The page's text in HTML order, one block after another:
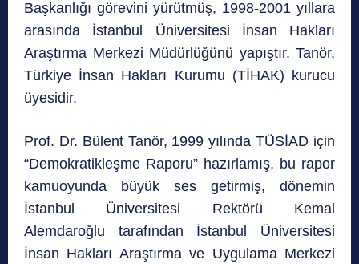
Başkanlığı görevini yürütmüş, 1998-2001 yıllara
arasında İstanbul Üniversitesi İnsan Hakları
Araştırma Merkezi Müdürlüğünü yapıştır. Tanör,
Türkiye İnsan Hakları Kurumu (TİHAK) kurucu
üyesidir.
Prof. Dr. Bülent Tanör, 1999 yılında TÜSİAD için
“Demokratikleşme Raporu” hazırlamış, bu rapor
kamuoyunda büyük ses getirmiş, dönemin
İstanbul Üniversitesi Rektörü Kemal
Alemdaroğlu tarafından İstanbul Üniversitesi
İnsan Hakları Araştırma ve Uygulama Merkezi